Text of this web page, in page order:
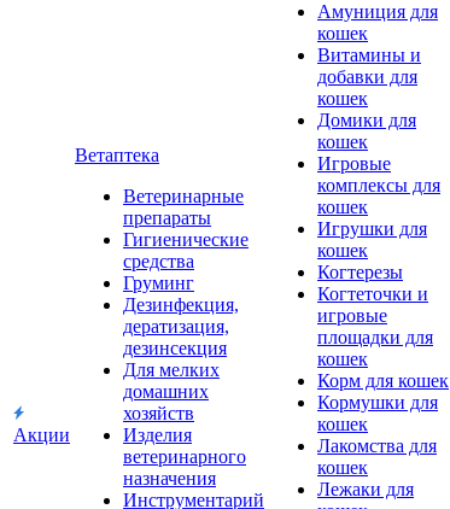
Акции
Ветаптека
Ветеринарные
препараты
Гигиенические
средства
Груминг
Дезинфекция,
дератизация,
дезинсекция
Для мелких
домашних
хозяйств
Изделия
ветеринарного
назначения
Инструментарий
Амуниция для
кошек
Витамины и
добавки для
кошек
Домики для
кошек
Игровые
комплексы для
кошек
Игрушки для
кошек
Когтерезы
Когтеточки и
игровые
площадки для
кошек
Корм для кошек
Кормушки для
кошек
Лакомства для
кошек
Лежаки для